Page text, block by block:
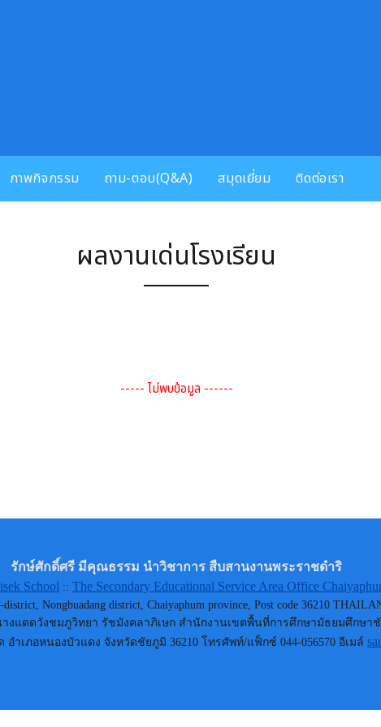
ภาพกิจกรรม ถาม-ตอบ(Q&A) สมุดเยี่ยม ติดต่อเรา
ผลงานเด่นโรงเรียน
----- ไม่พบข้อมูล ------
รักษ์ศักดิ์ศรี มีคุณธรรม นำวิชาการ สืบสานงานพระราชดำริ
School :: The Secondary Educational Service Area Office
district, Nongbuadang district, Chaiyaphum province, Post code 36210
างแดดวังชมภูวิทยา รัชมังคลาภิเษก สำนักงานเขตพื้นที่การศึกษามัธยมศึกษา
ำเภอหนองบัวแดง จังหวัดชัยภูมิ 36210 โทรศัพท์/แฟ็กซ์ 044-056570 อีเมล์